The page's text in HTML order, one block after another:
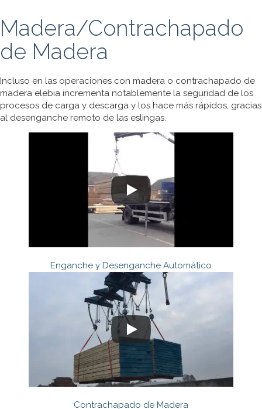
Madera/Contrachapado
de Madera
Incluso en las operaciones con madera o contrachapado de
madera elebia incrementa notablemente la seguridad de los
procesos de carga y descarga y los hace más rápidos, gracias
al desenganche remoto de las eslingas.
Enganche y Desenganche Automático
Contrachapado de Madera